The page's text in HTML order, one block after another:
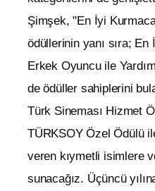
Şimşek, "En İyi
ödüllerinin yanı sıra;
Erkek Oyuncu ile
de ödüller sahiplerini
Türk Sineması Hizmet
TÜRKSOY Özel Ödülü
veren kıymetli isimlere
sunacağız. Üçüncü